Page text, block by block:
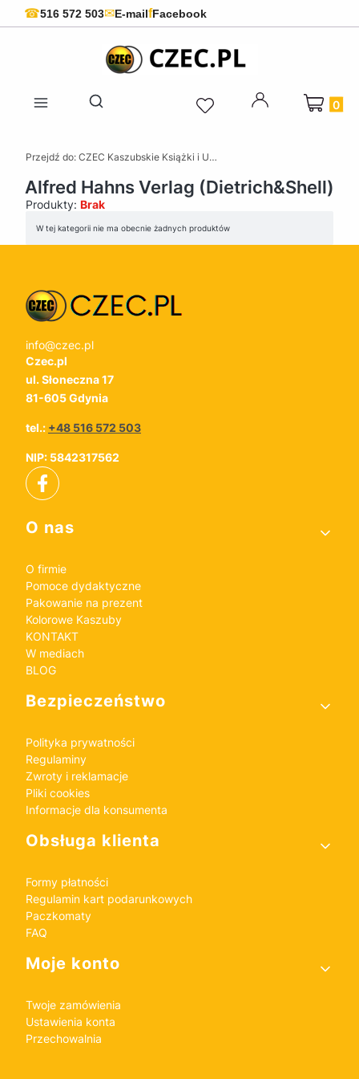
☎516 572 503✉E-mailfFacebook
Otwórz wyszukiwarkę
Produkty
Przejdź do: CZEC Kaszubskie Książki i Upominki - Pamiątki z Kaszub
Alfred Hahns Verlag (Dietrich&Shell)
Produkty: Brak
Lista produktów
W tej kategorii nie ma obecnie żadnych produktów
info@czec.pl
Czec.pl
ul. Słoneczna 17
81-605 Gdynia
tel.: +48 516 572 503
NIP: 5842317562
Linki w stopce
O nas
O firmie
Pomoce dydaktyczne
Pakowanie na prezent
Kolorowe Kaszuby
KONTAKT
W mediach
BLOG
Bezpieczeństwo
Polityka prywatności
Regulaminy
Zwroty i reklamacje
Pliki cookies
Informacje dla konsumenta
Obsługa klienta
Formy płatności
Regulamin kart podarunkowych
Paczkomaty
FAQ
Moje konto
Twoje zamówienia
Ustawienia konta
Przechowalnia